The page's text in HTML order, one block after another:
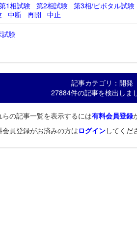
1相試験 第2相試験 第3相/ピボタル試験
中断 再開
中止
試験
記事カテゴリ：開発
27884件の記事を検出しま
らの記事一覧を表示するには有料会員登録
会員登録がお済みの方はログインしてくだ